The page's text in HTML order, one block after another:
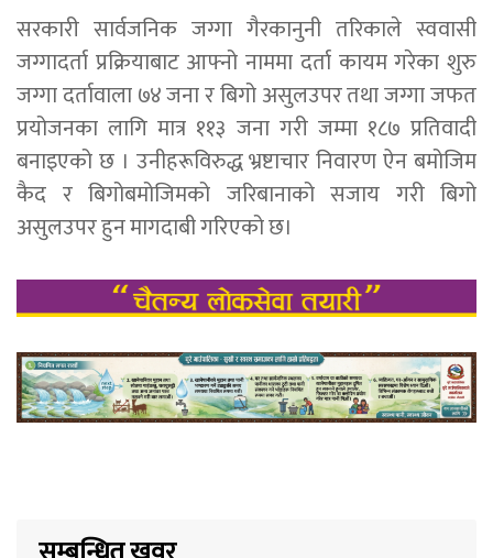
सरकारी सार्वजनिक जग्गा गैरकानुनी तरिकाले स्ववासी
जग्गादर्ता प्रक्रियाबाट आफ्नो नाममा दर्ता कायम गरेका शुरु
जग्गा दर्तावाला ७४ जना र बिगो असुलउपर तथा जग्गा जफत
प्रयोजनका लागि मात्र ११३ जना गरी जम्मा १८७ प्रतिवादी
बनाइएको छ । उनीहरूविरुद्ध भ्रष्टाचार निवारण ऐन बमोजिम
कैद र बिगोबमोजिमको जरिबानाको सजाय गरी बिगो
असुलउपर हुन मागदाबी गरिएको छ।